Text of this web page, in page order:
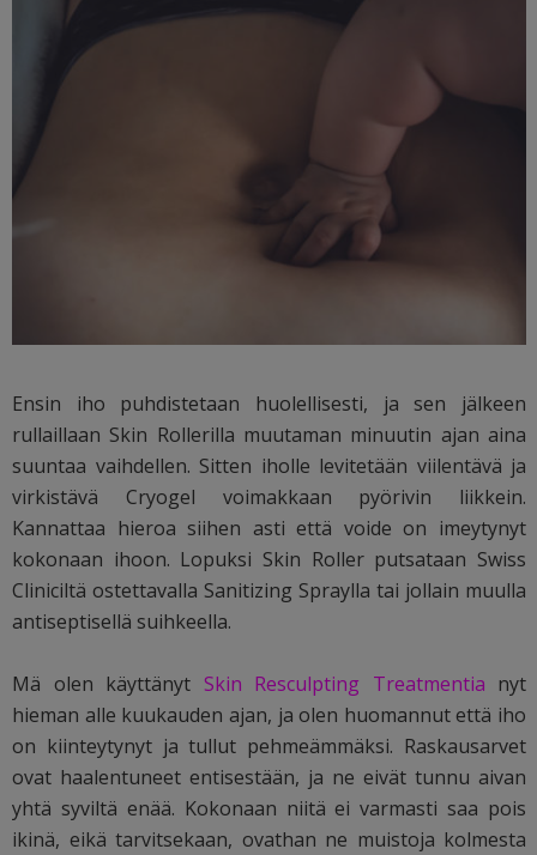
Ensin iho puhdistetaan huolellisesti, ja sen jälkeen
rullaillaan Skin Rollerilla muutaman minuutin ajan aina
suuntaa vaihdellen. Sitten iholle levitetään viilentävä ja
virkistävä Cryogel voimakkaan pyörivin liikkein.
Kannattaa hieroa siihen asti että voide on imeytynyt
kokonaan ihoon. Lopuksi Skin Roller putsataan Swiss
Cliniciltä ostettavalla Sanitizing Spraylla tai jollain muulla
antiseptisellä suihkeella.
Mä olen käyttänyt Skin Resculpting Treatmentia nyt
hieman alle kuukauden ajan, ja olen huomannut että iho
on kiinteytynyt ja tullut pehmeämmäksi. Raskausarvet
ovat haalentuneet entisestään, ja ne eivät tunnu aivan
yhtä syviltä enää. Kokonaan niitä ei varmasti saa pois
ikinä, eikä tarvitsekaan, ovathan ne muistoja kolmesta